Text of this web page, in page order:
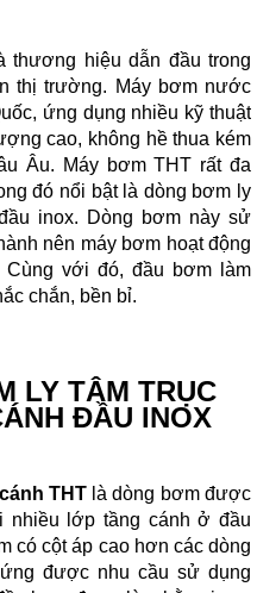
thương hiệu dẫn đầu trong
thị trường. Máy bơm nước
ứng dụng nhiều kỹ thuật
cao, không hề thua kém
Âu. Máy bơm THT rất đa
đó nổi bật là dòng bơm ly
inox. Dòng bơm này sử
nên máy bơm hoạt động
với đó, đầu bơm làm
chắn, bền bỉ.
LY TÂM TRỤC
ĐẦU INOX
THTlà dòng bơm được
nhiều lớp tầng cánh ở đầu
có cột áp cao hơn các dòng
được nhu cầu sử dụng